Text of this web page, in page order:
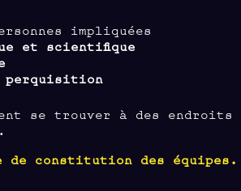
impliquées
et scientifique
perquisition
se trouver à des
de constitution des équipes.